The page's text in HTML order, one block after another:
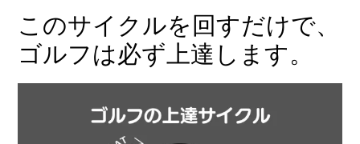
このサイクルを回すだけで、
ゴルフは必ず上達します。